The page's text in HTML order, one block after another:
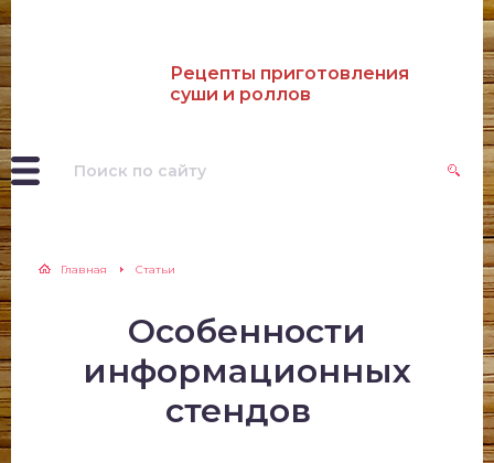
Рецепты приготовления
суши и роллов
Главная Статьи
Особенности
информационных
стендов